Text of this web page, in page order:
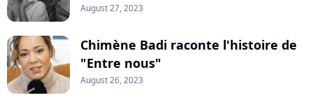
August 27, 2023
Chimène Badi raconte l'histoire de
"Entre nous"
August 26, 2023